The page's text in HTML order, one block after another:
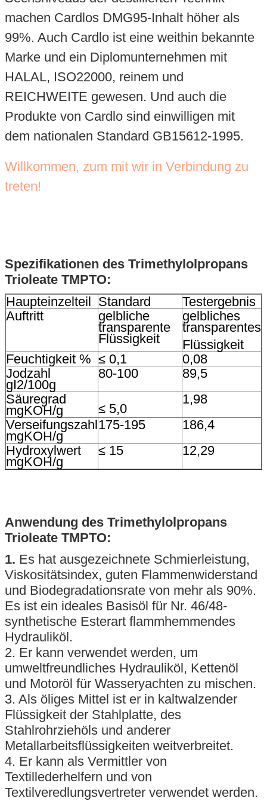
Hinterlass eine
Wir rufen Sie bald
machen Cardlos DMG95-Inhalt höher als
99%. Auch Cardlo ist eine weithin bekannte
Marke und ein Diplomunternehmen mit
HALAL, ISO22000, reinem und
REICHWEITE gewesen. Und auch die
Produkte von Cardlo sind einwilligen mit
dem nationalen Standard GB15612-1995.
Willkommen, zum mit wir in Verbindung zu
treten!
Spezifikationen des Trimethylolpropans
Trioleate TMPTO:
Haupteinzelteil Standard
Testergebnis
Auftritt
gelbliche
transparente
Flüssigkeit
gelbliches
transparentes
Flüssigkeit
Feuchtigkeit % ≤ 0,1
0,08
Jodzahl
gI2/100g
80-100
89,5
Säuregrad
mgKOH/g ≤ 5,0
1,98
Verseifungszahl
mgKOH/g
175-195
186,4
Hydroxylwert
mgKOH/g
≤ 15 12,29
Anwendung des Trimethylolpropans
Trioleate TMPTO:
1. Es hat ausgezeichnete Schmierleistung,
Viskositätsindex, guten Flammenwiderstand
und Biodegradationsrate von mehr als 90%.
Es ist ein ideales Basisöl für Nr. 46/48-
synthetische Esterart flammhemmendes
Hydrauliköl.
2. Er kann verwendet werden, um
umweltfreundliches Hydrauliköl, Kettenöl
und Motoröl für Wasseryachten zu mischen.
3. Als öliges Mittel ist er in kaltwalzender
Flüssigkeit der Stahlplatte, des
Stahlrohrziehöls und anderer
Metallarbeitsflüssigkeiten weitverbreitet.
4. Er kann als Vermittler von
Textillederhelfern und von
Textilveredlungsvertreter verwendet werden.